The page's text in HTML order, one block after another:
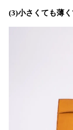
(3)小さくても薄